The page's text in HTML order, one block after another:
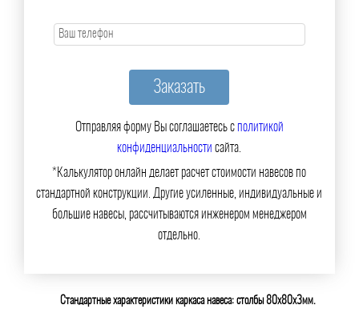
Отправляя форму Вы соглашаетесь сполитикой
конфиденциальности сайта.
*Калькулятор онлайн делает расчет стоимости навесов по
стандартной конструкции. Другие усиленные, индивидуальные и
большие навесы, рассчитываются инженером менеджером
отдельно.
Стандартные характеристики каркаса навеса: столбы 80х80х3мм.